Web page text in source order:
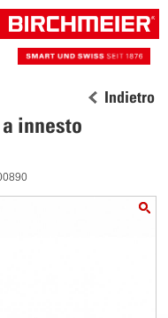
Indietro
innesto